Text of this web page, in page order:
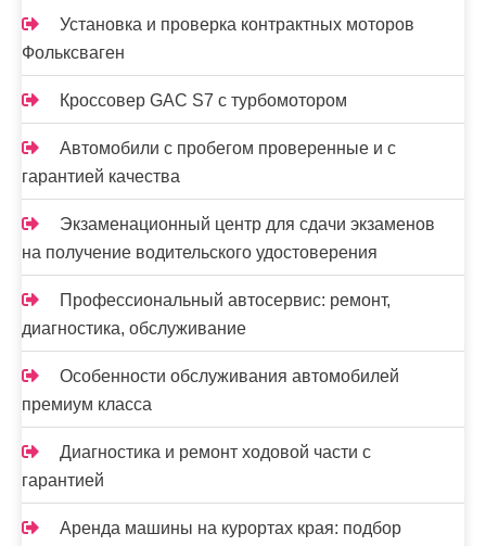
Установка и проверка контрактных моторов
Фольксваген
Кроссовер GAC S7 с турбомотором
Автомобили с пробегом проверенные и с
гарантией качества
Экзаменационный центр для сдачи экзаменов
на получение водительского удостоверения
Профессиональный автосервис: ремонт,
диагностика, обслуживание
Особенности обслуживания автомобилей
премиум класса
Диагностика и ремонт ходовой части с
гарантией
Аренда машины на курортах края: подбор